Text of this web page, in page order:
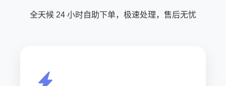
全天候 24 小时自助下单，极速处理，售后无忧